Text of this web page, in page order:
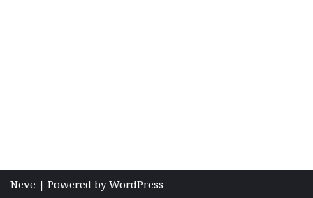
Neve | Powered byWordPress